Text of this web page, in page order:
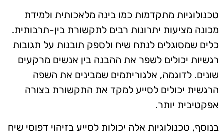
טכנולוגיות מתקדמות כמו בינה מלאכותית ולמידת
מכונה מציעות יתרונות רבים לתקשורת בין-תרבותית.
כלים שמסוגלים לנתח שיח ולספק תובנות על תגובות
רגשיות יכולים לשפר את ההבנה בין אנשים מרקעים
שונים. לדוגמה, אלגוריתמים שמבינים את השפה
הרגשית יכולים לסייע למקד את התקשורת בצורה
אפקטיבית יותר.
בנוסף, טכנולוגיות אלה יכולות לסייע בזיהוי דפוסי שיח